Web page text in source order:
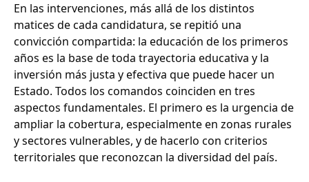
En las intervenciones, más allá de los distintos
matices de cada candidatura, se repitió una
convicción compartida: la educación de los primeros
años es la base de toda trayectoria educativa y la
inversión más justa y efectiva que puede hacer un
Estado. Todos los comandos coinciden en tres
aspectos fundamentales. El primero es la urgencia de
ampliar la cobertura, especialmente en zonas rurales
y sectores vulnerables, y de hacerlo con criterios
territoriales que reconozcan la diversidad del país.